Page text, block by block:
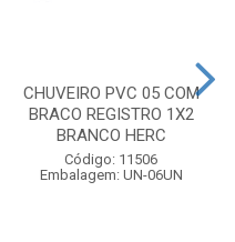
CHUVEIRO PVC 05 COM
BRACO REGISTRO 1X2
BRANCO HERC
Código: 11506
Embalagem: UN-06UN